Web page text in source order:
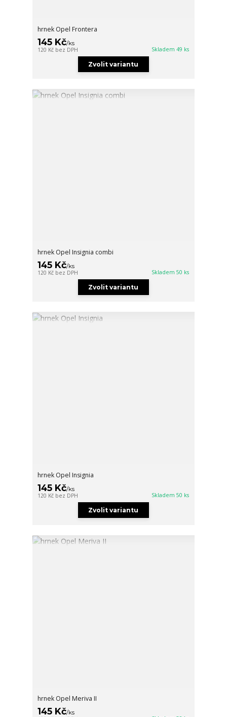
hrnek Opel Frontera
145 Kč/ks
120 Kč bez DPH Skladem 49 ks
Zvolit variantu
hrnek Opel Insignia combi
145 Kč/ks
120 Kč bez DPH Skladem 50 ks
Zvolit variantu
hrnek Opel Insignia
145 Kč/ks
120 Kč bez DPH Skladem 50 ks
Zvolit variantu
hrnek Opel Meriva II
145 Kč/ks